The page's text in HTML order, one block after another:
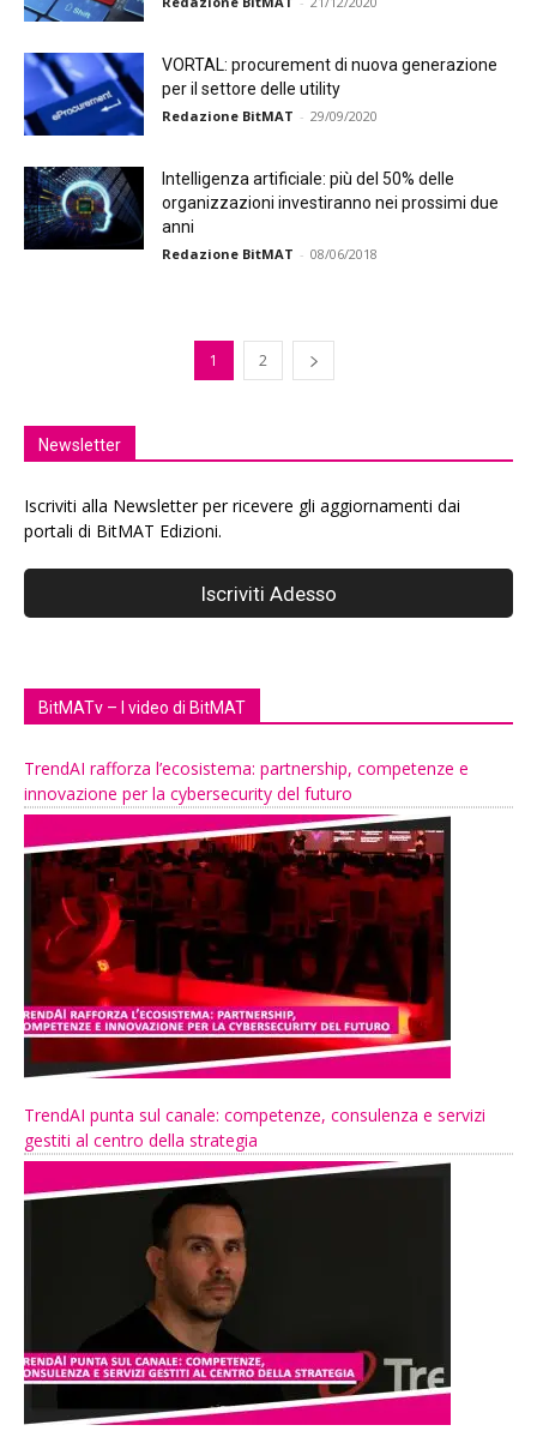
VORTAL: procurement di nuova generazione
per il settore delle utility
Redazione BitMAT - 29/09/2020
Intelligenza artificiale: più del 50% delle
organizzazioni investiranno nei prossimi due
anni
Redazione BitMAT - 08/06/2018
1 2
Newsletter
Iscriviti alla Newsletter per ricevere gli aggiornamenti dai
portali di BitMAT Edizioni.
BitMATv – I video di BitMAT
TrendAI rafforza l’ecosistema: partnership, competenze e
innovazione per la cybersecurity del futuro
TrendAI punta sul canale: competenze, consulenza e servizi
gestiti al centro della strategia